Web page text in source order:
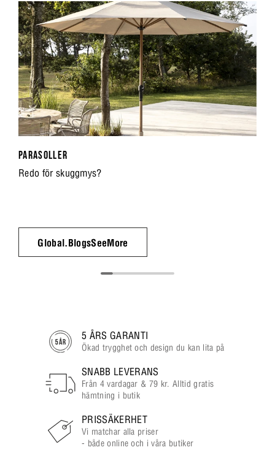
PARASOLLER
Redo för skuggmys?
Global.BlogsSeeMore
5 ÅRS GARANTI
Ökad trygghet och design du kan lita på
SNABB LEVERANS
Från 4 vardagar & 79 kr. Alltid gratis
hämtning i butik
PRISSÄKERHET
Vi matchar alla priser
- både online och i våra butiker